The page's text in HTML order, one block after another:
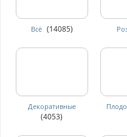
Всё (14085)
Декоративные
(4053)